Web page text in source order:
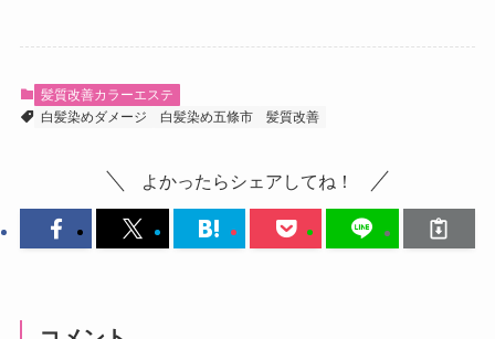
髪質改善カラーエステ
白髪染めダメージ
白髪染め五條市 髪質改善
よかったらシェアしてね！